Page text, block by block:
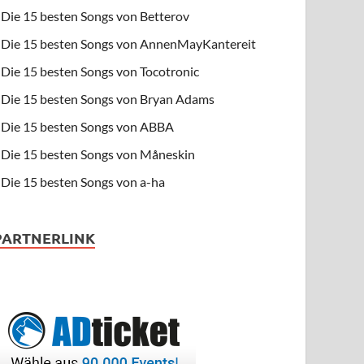
Die 15 besten Songs von Betterov
Die 15 besten Songs von AnnenMayKantereit
Die 15 besten Songs von Tocotronic
Die 15 besten Songs von Bryan Adams
Die 15 besten Songs von ABBA
Die 15 besten Songs von Måneskin
Die 15 besten Songs von a-ha